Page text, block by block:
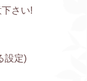
さい!
設定)